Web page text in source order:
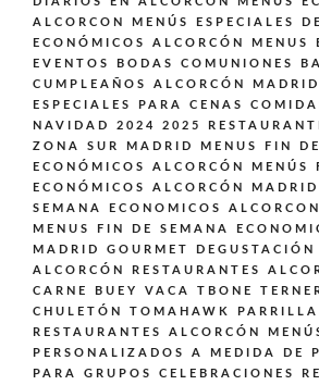
ALCORCON
MENÚS ESPECIALES
ECONÓMICOS ALCORCÓN
MENUS
EVENTOS BODAS COMUNIONES
CUMPLEAÑOS ALCORCÓN MADRID
ESPECIALES PARA CENAS
NAVIDAD 2024 2025
ZONA SUR MADRID
MENUS FIN
ECONÓMICOS ALCORCÓN
MENÚS
ECONÓMICOS ALCORCÓN MADRID
SEMANA ECONOMICOS
MENUS FIN DE SEMANA
MADRID GOURMET DEGUSTACIÓN
ALCORCÓN
RESTAURANTES
CARNE BUEY VACA TBONE
CHULETÓN TOMAHAWK PARRILLA
RESTAURANTES ALCORCÓN
PERSONALIZADOS A MEDIDA DE
PARA GRUPOS CELEBRACIONES